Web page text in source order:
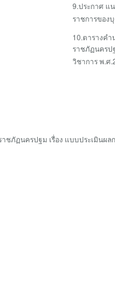
9.ประกาศ แ
ราชการของ
10.ตารางค
ราชภัฏนครป
วิชาการ พ.ศ
ชภัฏนครปฐม เรื่อง แบบประเมิน